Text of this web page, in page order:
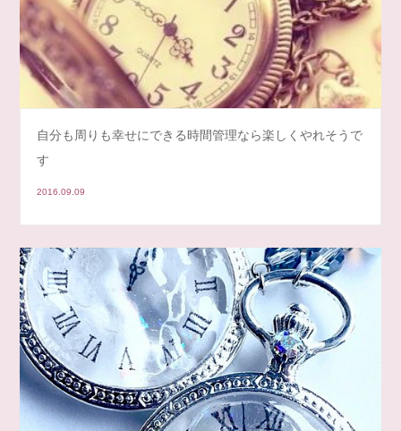
自分も周りも幸せにできる時間管理なら楽しくやれそうで
す
2016.09.09